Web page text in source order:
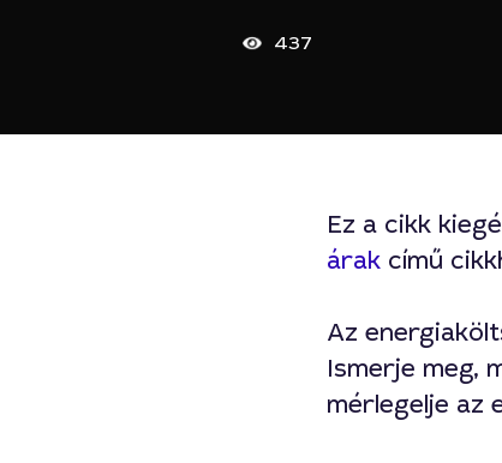
437
Ez a cikk
árak című
Az
Ismerje meg,
mérlegelje az